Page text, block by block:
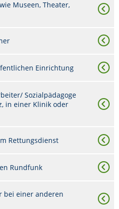
Museen, Theater,
Einrichtung
Sozialpädagoge
in einer Klinik oder
Rettungsdienst
Rundfunk
bei einer anderen